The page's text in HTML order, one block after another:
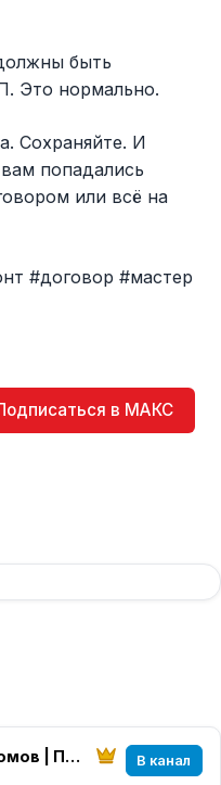
быть
Это нормально.
Сохраняйте. И
попадались
или всё на
#договор #мастер
в МАКС
Pro Ремонт квартир, домов | Протвино, Серпухов В канал